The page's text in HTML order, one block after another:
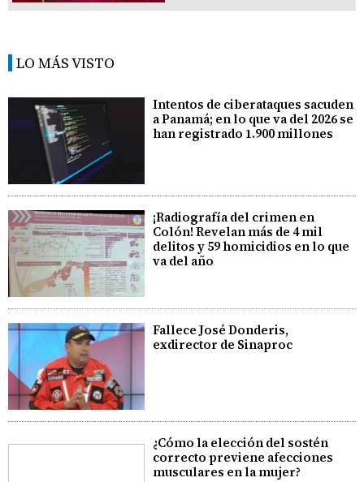
LO MÁS VISTO
Intentos de ciberataques sacuden
a Panamá; en lo que va del 2026 se
han registrado 1.900 millones
¡Radiografía del crimen en
Colón! Revelan más de 4 mil
delitos y 59 homicidios en lo que
va del año
Fallece José Donderis,
exdirector de Sinaproc
¿Cómo la elección del sostén
correcto previene afecciones
musculares en la mujer?